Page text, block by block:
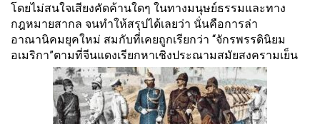
โดยไม่สนใจเสียงคัดค้านใดๆ ในทางมนุษย์ธรรมและทาง
กฎหมายสากล จนทำให้สรุปได้เลยว่า นั่นคือการล่า
อาณานิคมยุคใหม่ สมกับที่เคยถูกเรียกว่า “จักรพรรดินิยม
อเมริกา”ตามที่จีนแดงเรียกหาเชิงประณามสมัยสงครามเย็น